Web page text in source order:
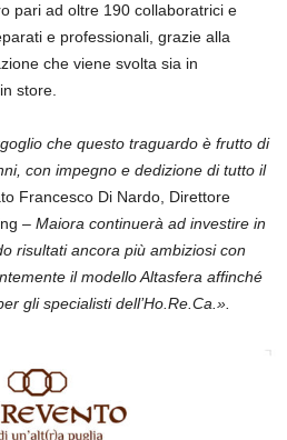
pari ad oltre 190 collaboratrici e
e professionali, grazie alla
che viene svolta sia in
store.
che questo traguardo è frutto di
con impegno e dedizione di tutto il
Francesco Di Nardo, Direttore
– Maiora continuerà ad investire in
risultati ancora più ambiziosi con
il modello Altasfera affinché
gli specialisti dell’Ho.Re.Ca.».